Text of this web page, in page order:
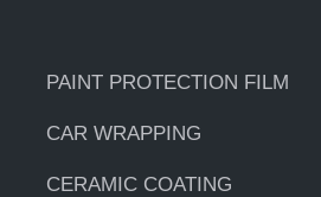
PAINT PROTECTION FILM
CAR WRAPPING
CERAMIC COATING